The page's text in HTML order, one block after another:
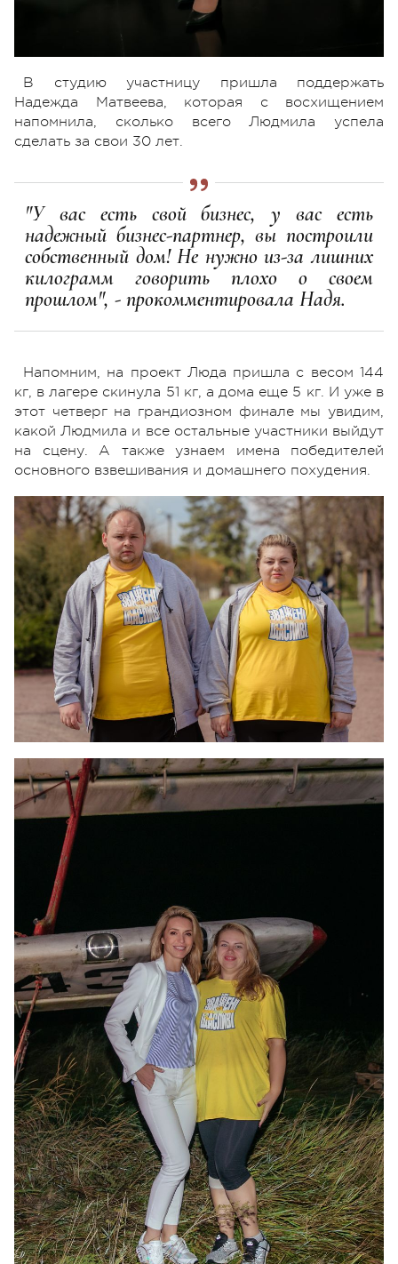
В студию участницу пришла поддержать
Надежда Матвеева, которая с восхищением
напомнила, сколько всего Людмила успела
сделать за свои 30 лет.
"У вас есть свой бизнес, у вас есть
надежный бизнес-партнер, вы построили
собственный дом! Не нужно из-за лишних
килограмм говорить плохо о своем
прошлом", - прокомментировала Надя.
Напомним, на проект Люда пришла с весом 144
кг, в лагере скинула 51 кг, а дома еще 5 кг. И уже в
этот четверг на грандиозном финале мы увидим,
какой Людмила и все остальные участники выйдут
на сцену. А также узнаем имена победителей
основного взвешивания и домашнего похудения.